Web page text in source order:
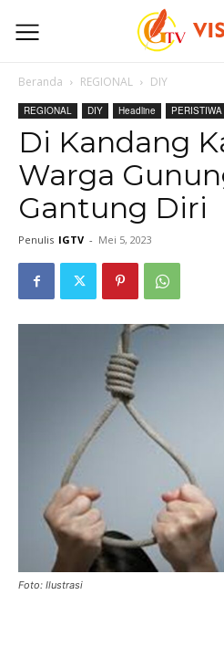
Beranda REGIONAL DIY
REGIONAL DIY Headline PERISTIWA
Di Kandang
Warga
Gantung Diri
Penulis IGTV - Mei 5, 2023
Foto: Ilustrasi